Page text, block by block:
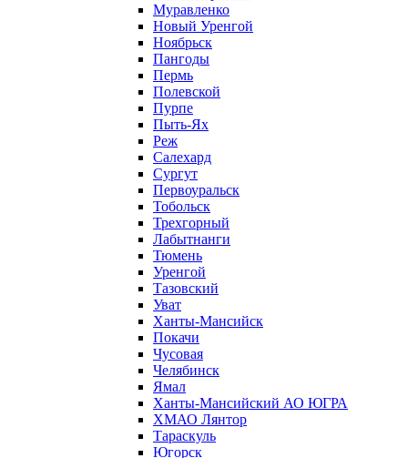
Муравленко
Новый Уренгой
Ноябрьск
Пангоды
Пермь
Полевской
Пурпе
Пыть-Ях
Реж
Салехард
Сургут
Первоуральск
Тобольск
Трехгорный
Лабытнанги
Тюмень
Уренгой
Тазовский
Уват
Ханты-Мансийск
Покачи
Чусовая
Челябинск
Ямал
Ханты-Мансийский АО ЮГРА
ХМАО Лянтор
Тараскуль
Югорск